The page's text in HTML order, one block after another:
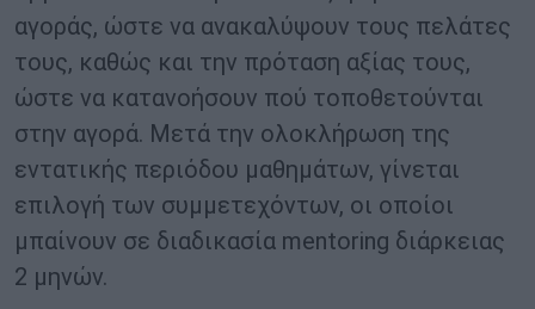
αγοράς, ώστε να ανακαλύψουν τους πελάτες
τους, καθώς και την πρόταση αξίας τους,
ώστε να κατανοήσουν πού τοποθετούνται
στην αγορά. Μετά την ολοκλήρωση της
εντατικής περιόδου μαθημάτων, γίνεται
επιλογή των συμμετεχόντων, οι οποίοι
μπαίνουν σε διαδικασία mentoring διάρκειας
2 μηνών.